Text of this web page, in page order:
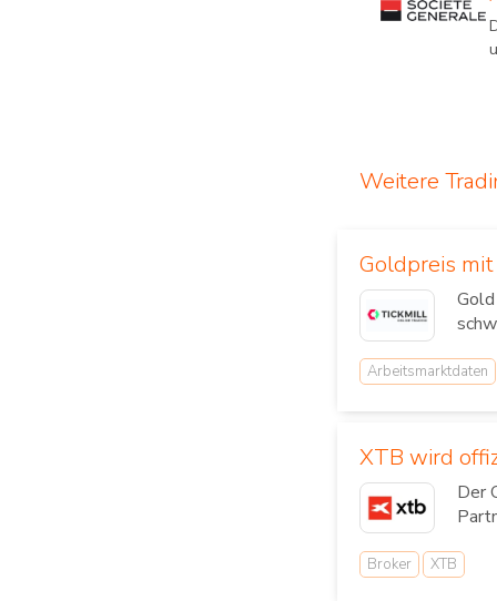
Weitere
Goldpreis
Arbeitsmarktdaten
XTB wird
Der
Broker XTB